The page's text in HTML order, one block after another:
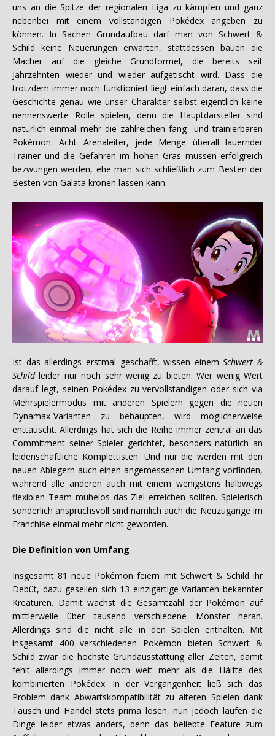
uns an die Spitze der regionalen Liga zu kämpfen und ganz
nebenbei mit einem vollständigen Pokédex angeben zu
können. In Sachen Grundaufbau darf man von Schwert &
Schild keine Neuerungen erwarten, stattdessen bauen die
Macher auf die gleiche Grundformel, die bereits seit
Jahrzehnten wieder und wieder aufgetischt wird. Dass die
trotzdem immer noch funktioniert liegt einfach daran, dass die
Geschichte genau wie unser Charakter selbst eigentlich keine
nennenswerte Rolle spielen, denn die Hauptdarsteller sind
natürlich einmal mehr die zahlreichen fang- und trainierbaren
Pokémon. Acht Arenaleiter, jede Menge überall lauernder
Trainer und die Gefahren im hohen Gras müssen erfolgreich
bezwungen werden, ehe man sich schließlich zum Besten der
Besten von Galata krönen lassen kann.
Ist das allerdings erstmal geschafft, wissen einemSchwert &
Schildleider nur noch sehr wenig zu bieten. Wer wenig Wert
darauf legt, seinen Pokédex zu vervollständigen oder sich via
Mehrspielermodus mit anderen Spielern gegen die neuen
Dynamax-Varianten zu behaupten, wird möglicherweise
enttäuscht. Allerdings hat sich die Reihe immer zentral an das
Commitment seiner Spieler gerichtet, besonders natürlich an
leidenschaftliche Komplettisten. Und nur die werden mit den
neuen Ablegern auch einen angemessenen Umfang vorfinden,
während alle anderen auch mit einem wenigstens halbwegs
flexiblen Team mühelos das Ziel erreichen sollten. Spielerisch
sonderlich anspruchsvoll sind nämlich auch die Neuzugänge im
Franchise einmal mehr nicht geworden.
Die Definition von Umfang
Insgesamt 81 neue Pokémon feiern mit Schwert & Schild ihr
Debüt, dazu gesellen sich 13 einzigartige Varianten bekannter
Kreaturen. Damit wächst die Gesamtzahl der Pokémon auf
mittlerweile über tausend verschiedene Monster heran.
Allerdings sind die nicht alle in den Spielen enthalten. Mit
insgesamt 400 verschiedenen Pokémon bieten Schwert &
Schild zwar die höchste Grundausstattung aller Zeiten, damit
fehlt allerdings immer noch weit mehr als die Hälfte des
kombinierten Pokédex. In der Vergangenheit ließ sich das
Problem dank Abwärtskompatibilität zu älteren Spielen dank
Tausch und Handel stets prima lösen, nun jedoch laufen die
Dinge leider etwas anders, denn das beliebte Feature zum